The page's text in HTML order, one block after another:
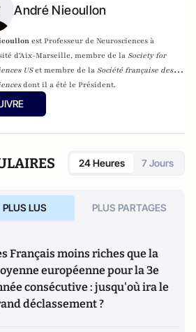
André Nieoullon
est Professeur de Neurosciences à
d'Aix-Marseille,membre de laSociety for
USet membre de laSociété française des
dont il a été le Président.
24 Heures 7 Jours
PLUS LUS PLUS PARTAGES
Français moins riches que la
européenne pour la 3e
consécutive : jusqu'où ira le
déclassement ?